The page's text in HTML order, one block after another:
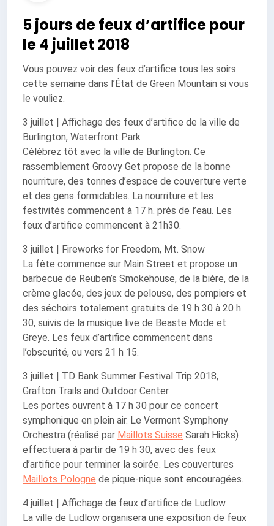
5 jours de feux d’artifice pour
le 4 juillet 2018
Vous pouvez voir des feux d’artifice tous les soirs
cette semaine dans l’État de Green Mountain si vous
le vouliez.
3 juillet | Affichage des feux d’artifice de la ville de
Burlington, Waterfront Park
Célébrez tôt avec la ville de Burlington. Ce
rassemblement Groovy Get propose de la bonne
nourriture, des tonnes d’espace de couverture verte
et des gens formidables. La nourriture et les
festivités commencent à 17 h. près de l’eau. Les
feux d’artifice commencent à 21h30.
3 juillet | Fireworks for Freedom, Mt. Snow
La fête commence sur Main Street et propose un
barbecue de Reuben’s Smokehouse, de la bière, de la
crème glacée, des jeux de pelouse, des pompiers et
des séchoirs totalement gratuits de 19 h 30 à 20 h
30, suivis de la musique live de Beaste Mode et
Greye. Les feux d’artifice commencent dans
l’obscurité, ou vers 21 h 15.
3 juillet | TD Bank Summer Festival Trip 2018,
Grafton Trails and Outdoor Center
Les portes ouvrent à 17 h 30 pour ce concert
symphonique en plein air. Le Vermont Symphony
Orchestra (réalisé par Maillots Suisse Sarah Hicks)
effectuera à partir de 19 h 30, avec des feux
d’artifice pour terminer la soirée. Les couvertures
Maillots Pologne de pique-nique sont encouragées.
4 juillet | Affichage de feux d’artifice de Ludlow
La ville de Ludlow organisera une exposition de feux